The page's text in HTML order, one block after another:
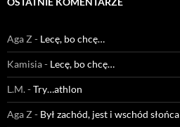
Aga Z- Lecę, bo chcę…
Kamisia- Lecę, bo chcę…
L.M.-Try…athlon
Aga Z- Był zachód, jest i wschód słońca